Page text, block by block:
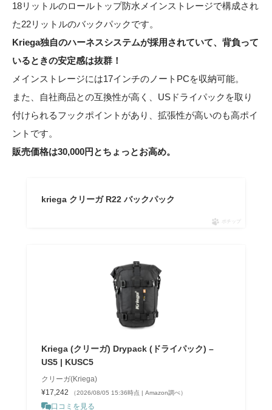
18リットルのロールトップ防水メインストレージで構成され
た22リットルのバックパックです。
Kriega独自のハーネスシステムが採用されていて、背負って
いるときの安定感は抜群！
メインストレージには17インチのノートPCを収納可能。
また、自社商品との互換性が高く、USドライパックを取り
付けられるフックポイントがあり、拡張性が高いのも高ポイ
ントです。
販売価格は30,000円とちょっとお高め。
kriega クリーガ R22 バックパック
ポチップ
Kriega (クリーガ) Drypack (ドライパック) –
US5 | KUSC5
クリーガ(Kriega)
¥17,242
（2026/08/05 15:36時点 | Amazon調べ）
口コミを見る